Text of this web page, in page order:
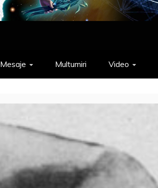
Mesaje Multumiri Video